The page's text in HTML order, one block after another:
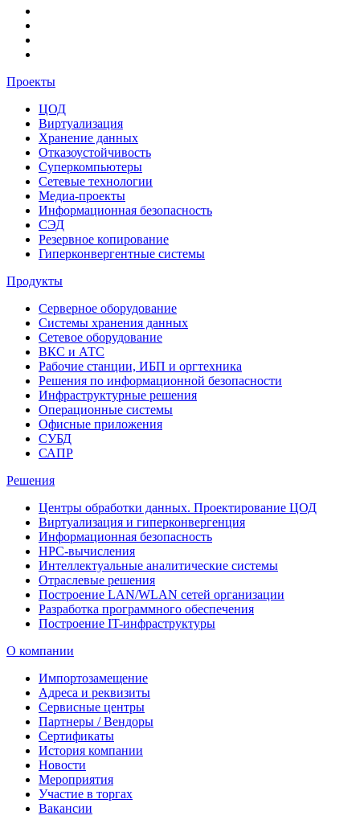
Проекты
ЦОД
Виртуализация
Хранение данных
Отказоустойчивость
Суперкомпьютеры
Сетевые технологии
Медиа-проекты
Информационная безопасность
СЭД
Резервное копирование
Гиперконвергентные системы
Продукты
Серверное оборудование
Системы хранения данных
Сетевое оборудование
ВКС и АТС
Рабочие станции, ИБП и оргтехника
Решения по информационной безопасности
Инфраструктурные решения
Операционные системы
Офисные приложения
СУБД
САПР
Решения
Центры обработки данных. Проектирование ЦОД
Виртуализация и гиперконвергенция
Информационная безопасность
HPC-вычисления
Интеллектуальные аналитические системы
Отраслевые решения
Построение LAN/WLAN сетей организации
Разработка программного обеспечения
Построение IT-инфраструктуры
О компании
Импортозамещение
Адреса и реквизиты
Сервисные центры
Партнеры / Вендоры
Сертификаты
История компании
Новости
Мероприятия
Участие в торгах
Вакансии